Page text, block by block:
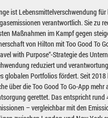
ist Lebensmittelverschwendung für
verantwortlich. Sie zu
Maßnahmen im Kampf gegen
von Hilton mit Too Good To
with Purpose“-Strategie des
reduziert und
globalen Portfolios fördert. Seit
über die Too Good To Go-App mehr
gerettet. Das entspricht rund
– vergleichbar mit den